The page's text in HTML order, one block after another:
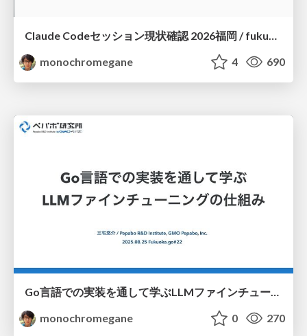
Claude Codeセッション現状確認 2026福岡 / fukuoka-aicoding-00-beacon
monochromegane
4 690
Go言語での実装を通して学ぶLLMファインチューニングの仕組み / fukuokago22-llm-peft
monochromegane
0 270